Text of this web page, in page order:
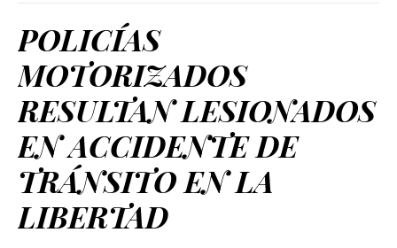
POLICÍAS
MOTORIZADOS
RESULTAN LESIONADOS
EN ACCIDENTE DE
TRÁNSITO EN LA
LIBERTAD